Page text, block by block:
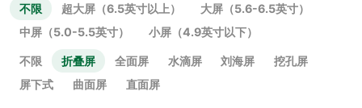
不限 超大屏（6.5英寸以上）
大屏（5.6-6.5英寸）
中屏（5.0-5.5英寸）
小屏（4.9英寸以下）
不限 折叠屏 全面屏 水滴屏 刘海屏
挖孔屏
屏下式
曲面屏 直面屏